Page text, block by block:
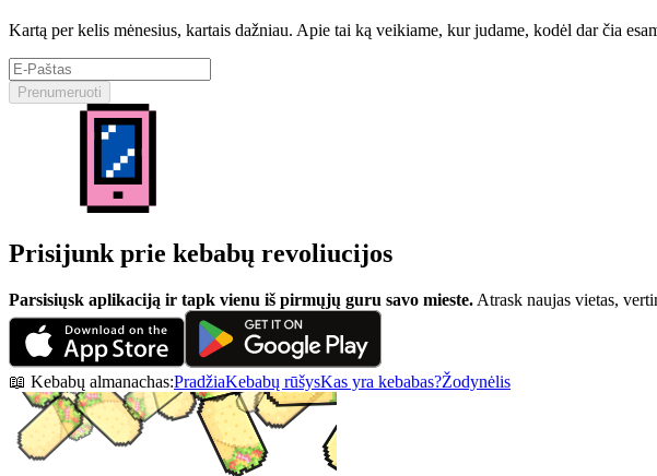
Kartą per kelis mėnesius, kartais dažniau. Apie tai ką veikiame, kur judame, kodėl dar čia
Prenumeruoti
Prisijunk prie kebabų revoliucijos
Parsisiųsk aplikaciją ir tapk vienu iš pirmųjų guru savo mieste. Atrask naujas vietas,
📖 Kebabų almanachas:PradžiaKebabų rūšysKas yra kebabas?Žodynėlis